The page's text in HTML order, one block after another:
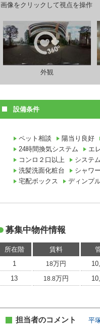
画像をクリックして視点を操作
外観
設備条件
ペット相談 陽当り良好
24時間換気システム
エ
コンロ２口以上
システ
洗髪洗面化粧台
シャワー
宅配ボックス
ディンプ
募集中物件情報
所在階 賃料
1
18万円
13
18.8万円
担当者のコメント 平